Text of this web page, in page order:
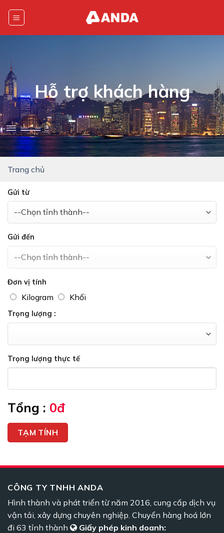
Hỗ trợ khách hàng
Trang chủ
Gửi từ
Gửi đến
Đơn vị tính
Kilogram Khối
Trọng lượng :
Trọng lượng thực tế
Tổng : 0đ
TẠM TÍNH
CÔNG TY TNHH ANDA
Hình thành và phát triển từ năm 2016, cung cấp dịch vụ
vận tải, xây dựng chuyên nghiệp. Chuyển hàng hoá lớn
đi 63 tỉnh thành
Giấy phép kinh doanh: